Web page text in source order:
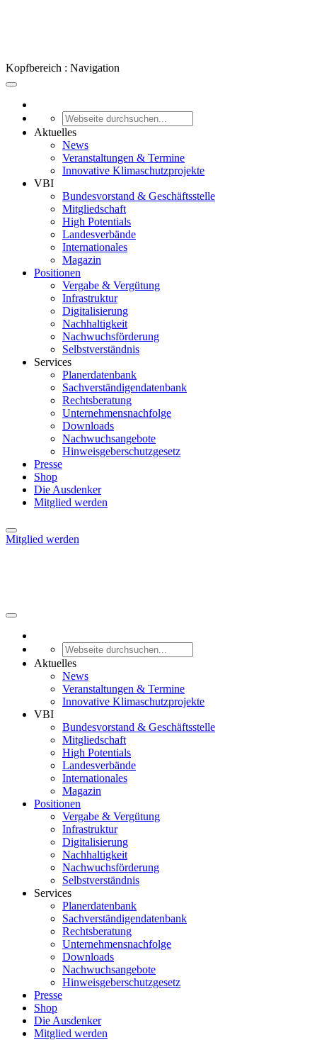
Kopfbereich : Navigation
Aktuelles
News
Veranstaltungen & Termine
Innovative Klimaschutzprojekte
VBI
Bundesvorstand & Geschäftsstelle
Mitgliedschaft
High Potentials
Landesverbände
Internationales
Magazin
Positionen
Vergabe & Vergütung
Infrastruktur
Digitalisierung
Nachhaltigkeit
Nachwuchsförderung
Selbstverständnis
Services
Planerdatenbank
Sachverständigendatenbank
Rechtsberatung
Unternehmensnachfolge
Downloads
Nachwuchsangebote
Hinweisgeberschutzgesetz
Presse
Shop
Die Ausdenker
Mitglied werden
Mitglied werden
Aktuelles
News
Veranstaltungen & Termine
Innovative Klimaschutzprojekte
VBI
Bundesvorstand & Geschäftsstelle
Mitgliedschaft
High Potentials
Landesverbände
Internationales
Magazin
Positionen
Vergabe & Vergütung
Infrastruktur
Digitalisierung
Nachhaltigkeit
Nachwuchsförderung
Selbstverständnis
Services
Planerdatenbank
Sachverständigendatenbank
Rechtsberatung
Unternehmensnachfolge
Downloads
Nachwuchsangebote
Hinweisgeberschutzgesetz
Presse
Shop
Die Ausdenker
Mitglied werden